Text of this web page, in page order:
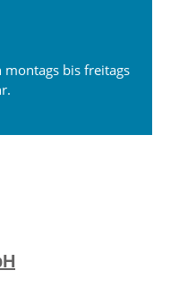
montags bis freitags